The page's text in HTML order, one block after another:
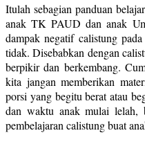
Itulah sebagian panduan
anak TK PAUD dan anak
dampak negatif calistung
tidak. Disebabkan dengan
berpikir dan berkembang.
kita jangan memberikan
porsi yang begitu berat atau
dan waktu anak mulai lelah,
pembelajaran calistung buat